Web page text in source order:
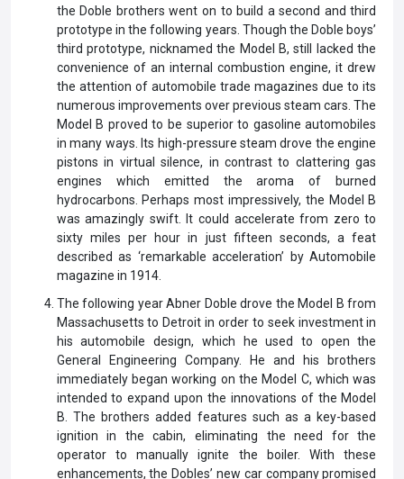
the Doble brothers went on to build a second and third
prototype in the following years. Though the Doble boys’
third prototype, nicknamed the Model B, still lacked the
convenience of an internal combustion engine, it drew
the attention of automobile trade magazines due to its
numerous improvements over previous steam cars. The
Model B proved to be superior to gasoline automobiles
in many ways. Its high-pressure steam drove the engine
pistons in virtual silence, in contrast to clattering gas
engines which emitted the aroma of burned
hydrocarbons. Perhaps most impressively, the Model B
was amazingly swift. It could accelerate from zero to
sixty miles per hour in just fifteen seconds, a feat
described as ‘remarkable acceleration’ by Automobile
magazine in 1914.
The following year Abner Doble drove the Model B from
Massachusetts to Detroit in order to seek investment in
his automobile design, which he used to open the
General Engineering Company. He and his brothers
immediately began working on the Model C, which was
intended to expand upon the innovations of the Model
B. The brothers added features such as a key-based
ignition in the cabin, eliminating the need for the
operator to manually ignite the boiler. With these
enhancements, the Dobles’ new car company promised